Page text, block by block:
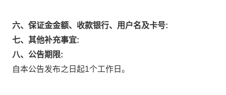
六、保证金金额、收款银行、用户名及卡号:
七、其他补充事宜:
八、公告期限:
自本公告发布之日起1个工作日。